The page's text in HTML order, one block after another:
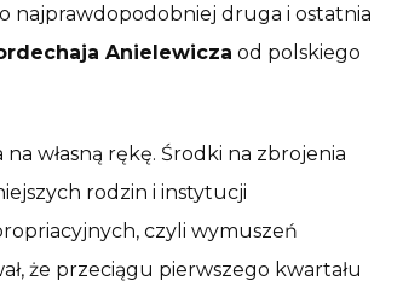
najprawdopodobniej druga i ostatnia
Anielewicza od polskiego
własną rękę. Środki na zbrojenia
rodzin i instytucji
czyli wymuszeń
że przeciągu pierwszego kwartału